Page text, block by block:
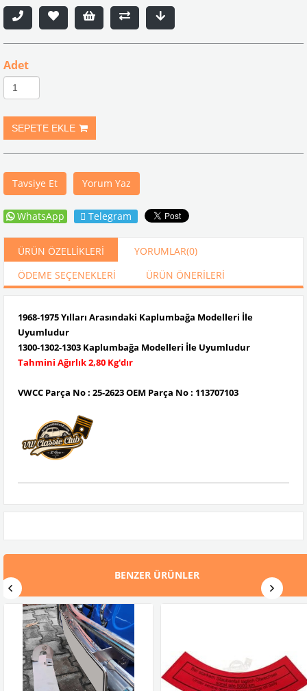
Adet
Tavsiye Et Yorum Yaz
WhatsApp Telegram
ÜRÜN ÖZELLIKLERI YORUMLAR(0)
ÖDEME SEÇENEKLERI
ÜRÜN ÖNERILERI
1968-1975 Yılları Arasındaki Kaplumbağa Modelleri İle
Uyumludur
1300-1302-1303 Kaplumbağa Modelleri İle Uyumludur
Tahmini Ağırlık 2,80 Kg'dır
VWCC Parça No : 25-2623 OEM Parça No : 113707103
BENZER ÜRÜNLER